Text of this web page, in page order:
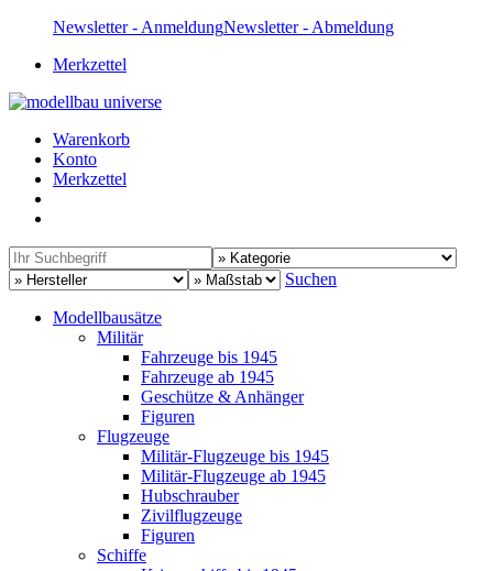
Newsletter - AnmeldungNewsletter - Abmeldung
Merkzettel
Warenkorb
Konto
Merkzettel
Suchen
Modellbausätze
Militär
Fahrzeuge bis 1945
Fahrzeuge ab 1945
Geschütze & Anhänger
Figuren
Flugzeuge
Militär-Flugzeuge bis 1945
Militär-Flugzeuge ab 1945
Hubschrauber
Zivilflugzeuge
Figuren
Schiffe